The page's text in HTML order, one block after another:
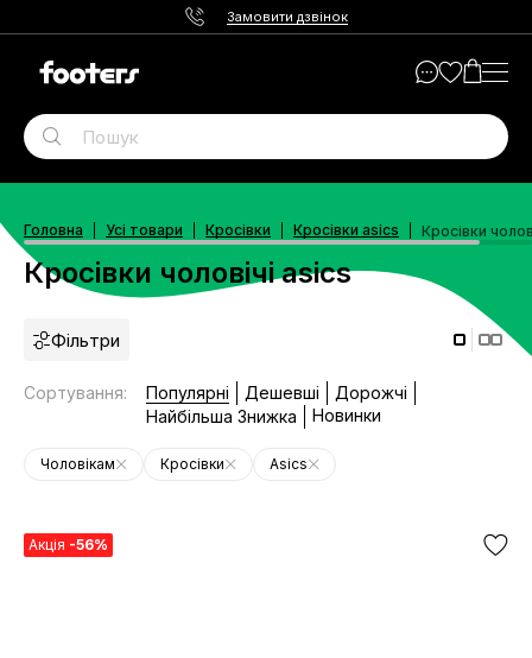
Замовити дзвінок
Головна Усі товари Кросівки Кросівки asics Кросівки
Кросівки чоловічі asics
Фільтри
Сортування: Популярні Дешевші
Дорожчі
Найбільша Знижка
Новинки
Чоловікам Кросівки Asics
Акція -56%